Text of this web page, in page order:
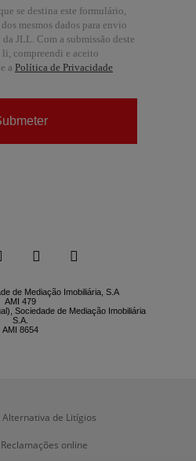
se destina este formulário,
mesmos dados para envio
JLL. Com a submissão deste
compreendi e aceito
e a Política de Privacidade
de Mediação Imobiliária, S.A
AMI 479
Sociedade de Mediação Imobiliária
S.A.
AMI 8654
 
Alternativa de Litígios
online